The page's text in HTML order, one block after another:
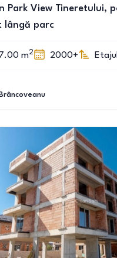
Park View Tineretului,
lângă parc
m2 2000+